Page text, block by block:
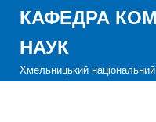
Перейти
вмісту
КАФЕДРА
НАУК
Хмельницький національний